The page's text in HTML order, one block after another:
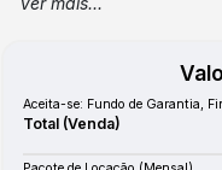
Faculdade
Igreja Católica
Igreja Evangélica
Aceita-se: Fundo de Garantia,